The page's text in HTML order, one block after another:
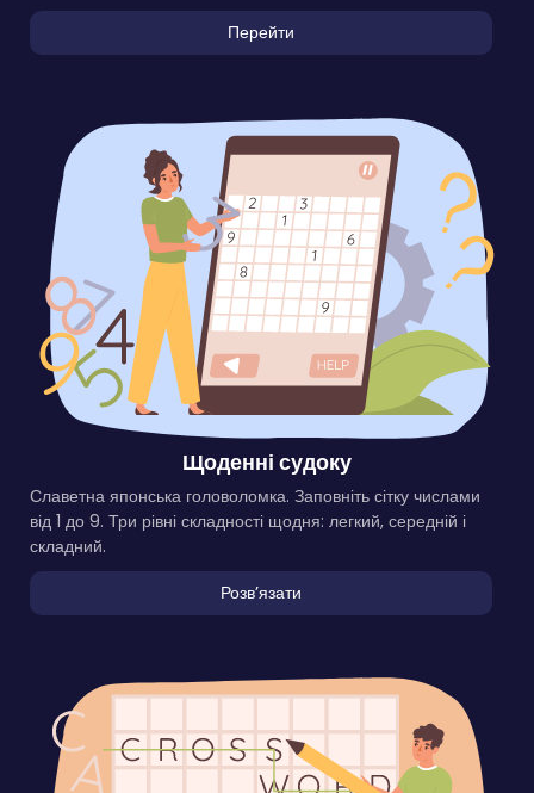
Перейти
Щоденні судоку
Славетна японська головоломка. Заповніть сітку числами
від 1 до 9. Три рівні складності щодня: легкий, середній і
складний.
Розвʼязати